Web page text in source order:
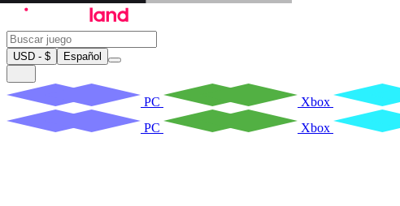
USD - $ Español
PC Xbox
PC
Xbox